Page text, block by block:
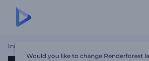
Inicio
Would you like to change Renderforest